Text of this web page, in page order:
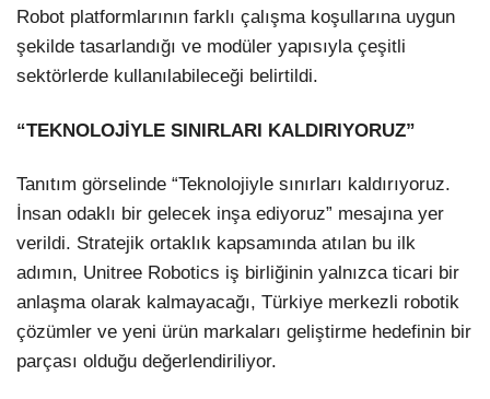
Robot platformlarının farklı çalışma koşullarına uygun
şekilde tasarlandığı ve modüler yapısıyla çeşitli
sektörlerde kullanılabileceği belirtildi.
“TEKNOLOJİYLE SINIRLARI KALDIRIYORUZ”
Tanıtım görselinde “Teknolojiyle sınırları kaldırıyoruz.
İnsan odaklı bir gelecek inşa ediyoruz” mesajına yer
verildi. Stratejik ortaklık kapsamında atılan bu ilk
adımın, Unitree Robotics iş birliğinin yalnızca ticari bir
anlaşma olarak kalmayacağı, Türkiye merkezli robotik
çözümler ve yeni ürün markaları geliştirme hedefinin bir
parçası olduğu değerlendiriliyor.